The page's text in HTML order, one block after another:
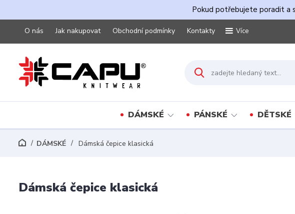
Pokud potřebujete poradit a
O nás Jak nakupovat Obchodní podmínky Kontakty Více
DÁMSKÉ PÁNSKÉ DĚTSKÉ
DÁMSKÉ Dámská čepice klasická
Dámská čepice klasická